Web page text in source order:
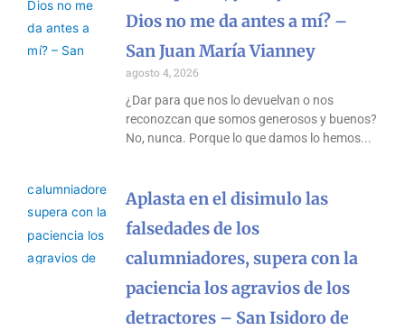
Dios no me da antes a mí? –
San Juan María Vianney
agosto 4, 2026
¿Dar para que nos lo devuelvan o nos
reconozcan que somos generosos y buenos?
No, nunca. Porque lo que damos lo hemos
Aplasta en el disimulo las
falsedades de los
calumniadores, supera con la
paciencia los agravios de los
detractores – San Isidoro de